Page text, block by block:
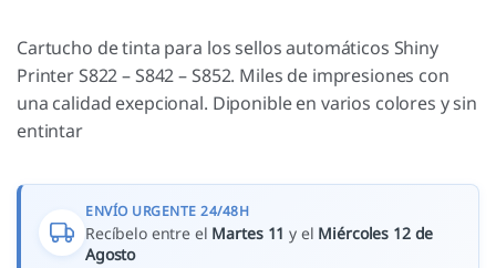
Cartucho de tinta para los sellos automáticos Shiny
Printer S822 – S842 – S852. Miles de impresiones con
una calidad exepcional. Diponible en varios colores y sin
entintar
ENVÍO URGENTE 24/48H
Recíbelo entre el Martes 11 y el Miércoles 12 de
Agosto